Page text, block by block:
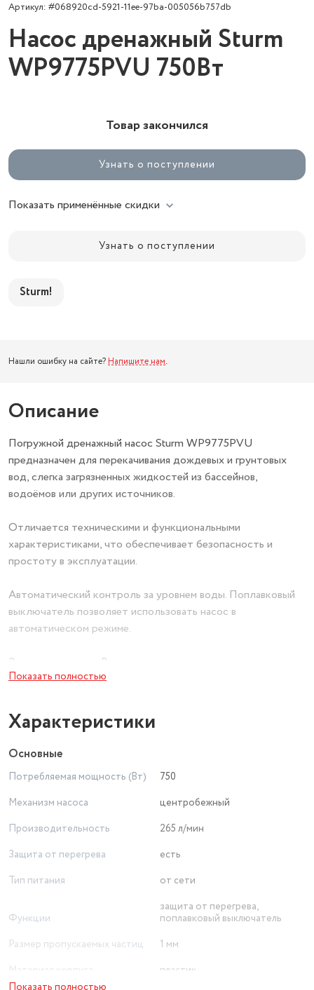
Артикул: #068920cd-5921-11ee-97ba-005056b757db
Насос дренажный Sturm
WP9775PVU 750Вт
Товар закончился
Узнать о поступлении
Показать применённые скидки
Узнать о поступлении
Sturm!
Нашли ошибку на сайте? Напишите нам.
Описание
Погружной дренажный насос Sturm WP9775PVU
предназначен для перекачивания дождевых и грунтовых
вод, слегка загрязненных жидкостей из бассейнов,
водоёмов или других источников.
Отличается техническими и функциональными
характеристиками, что обеспечивает безопасность и
простоту в эксплуатации.
Автоматический контроль за уровнем воды. Поплавковый
выключатель позволяет использовать насос в
автоматическом режиме.
Защита двигателя. Встроенная термозащита автоматически
остановит насос при перегреве и включит его при
Показать полностью
Характеристики
Основные
Потребляемая мощность (Вт)
750
Механизм насоса
центробежный
Производительность
265 л/мин
Защита от перегрева
есть
Тип питания
от сети
Функции
защита от перегрева,
поплавковый выключатель
Размер пропускаемых частиц
1 мм
пластик
Показать полностью